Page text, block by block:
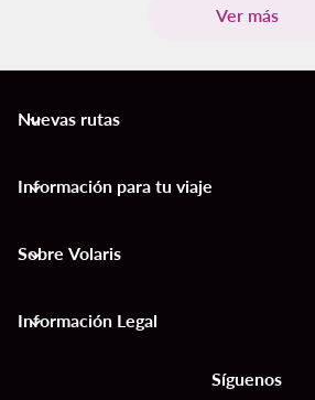
Ver más
Nuevas rutas
keyboard_arrow_down
Información para tu viaje
keyboard_arrow_down
Sobre Volaris
keyboard_arrow_down
Información Legal
keyboard_arrow_down
Síguenos